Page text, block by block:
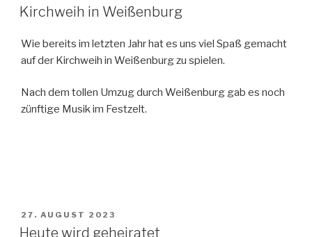
AM
Kirchweih in Weißenburg
Wie bereits im letzten Jahr hat es uns viel Spaß gemacht
auf der Kirchweih in Weißenburg zu spielen.
Nach dem tollen Umzug durch Weißenburg gab es noch
zünftige Musik im Festzelt.
VERÖFFENTLICHT
AM
27. AUGUST 2023
Heute wird geheiratet